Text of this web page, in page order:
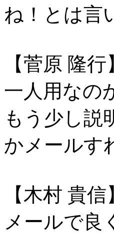
ね！とは言
【菅原 隆行
一人用なの
もう少し説
かメールす
【木村 貴信
メールで良